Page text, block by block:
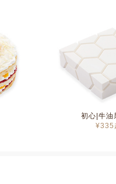
初心|牛油
¥335